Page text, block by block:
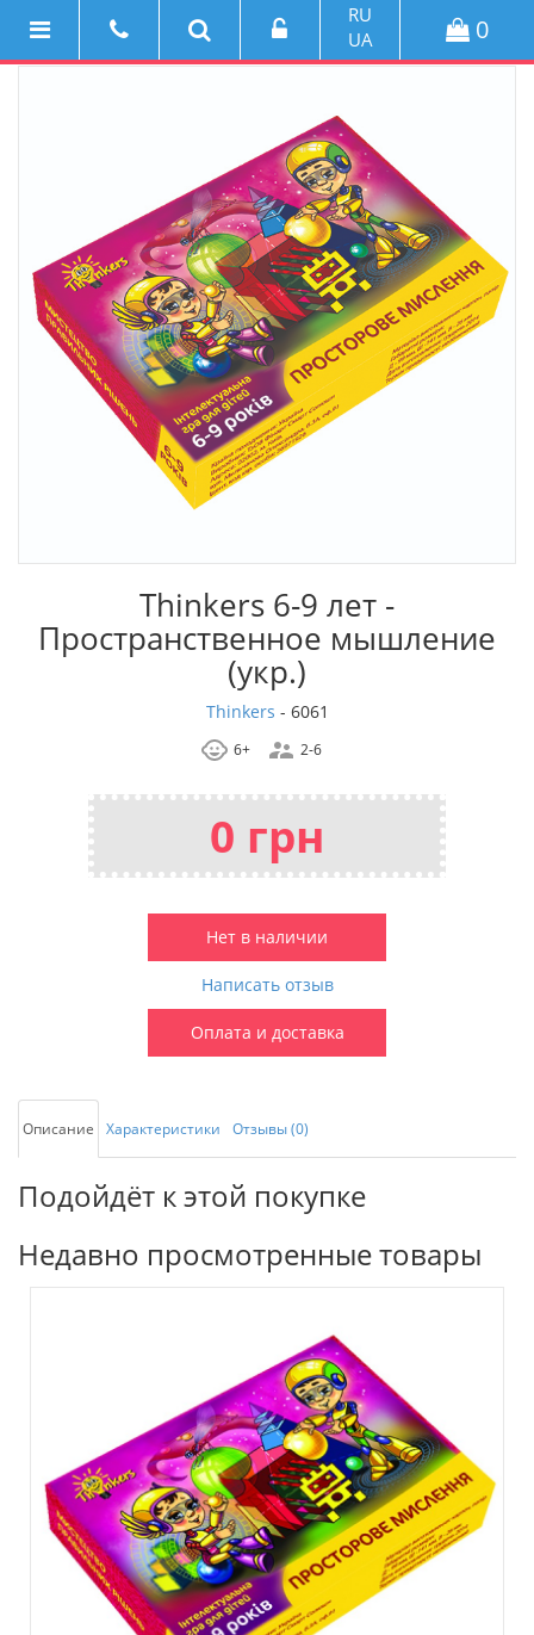
RU
UA
0
Thinkers 6-9 лет -
Пространственное мышление
(укр.)
Thinkers - 6061
6+ 2-6
0 грн
Нет в наличии
Написать отзыв
Оплата и доставка
Описание Характеристики Отзывы (0)
Подойдёт к этой покупке
Недавно просмотренные товары